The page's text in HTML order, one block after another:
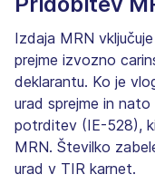
Izdaja MRN
prejme izvozno
deklarantu. Ko je
urad sprejme in
potrditev (IE-528),
MRN. Številko
urad v TIR karnet.